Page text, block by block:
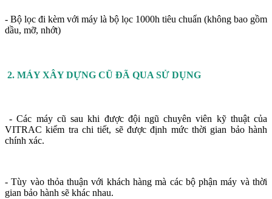
- Bộ lọc đi kèm với máy là bộ lọc 1000h tiêu chuẩn (không bao gồm
dầu, mỡ, nhớt)
2. MÁY XÂY DỰNG CŨ ĐÃ QUA SỬ DỤNG
- Các máy cũ sau khi được đội ngũ chuyên viên kỹ thuật của
VITRAC kiểm tra chi tiết, sẽ được định mức thời gian bảo hành
chính xác.
- Tùy vào thỏa thuận với khách hàng mà các bộ phận máy và thời
gian bảo hành sẽ khác nhau.